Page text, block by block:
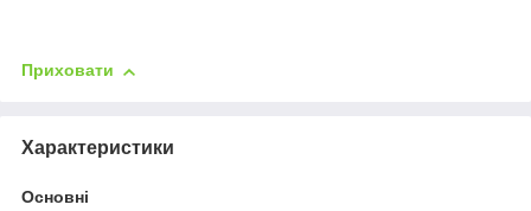
Приховати
Характеристики
Основні